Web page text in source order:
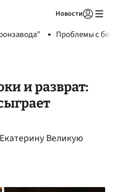
Новости
Проблемы с
и разврат:
Великую